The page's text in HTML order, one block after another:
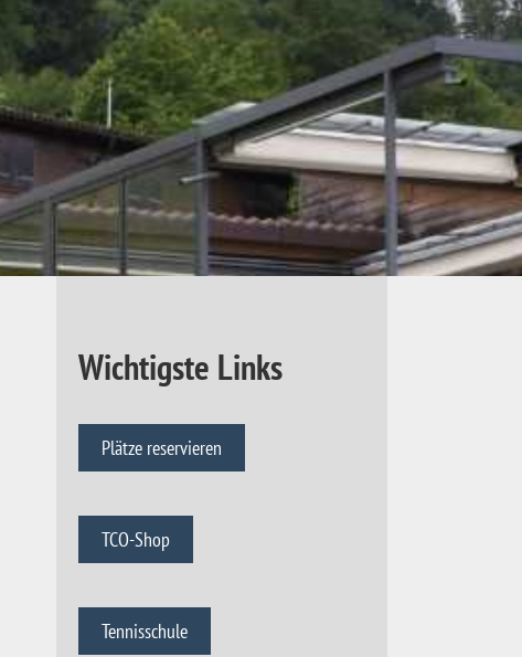
Wichtigste Links
Plätze reservieren
TCO-Shop
Tennisschule